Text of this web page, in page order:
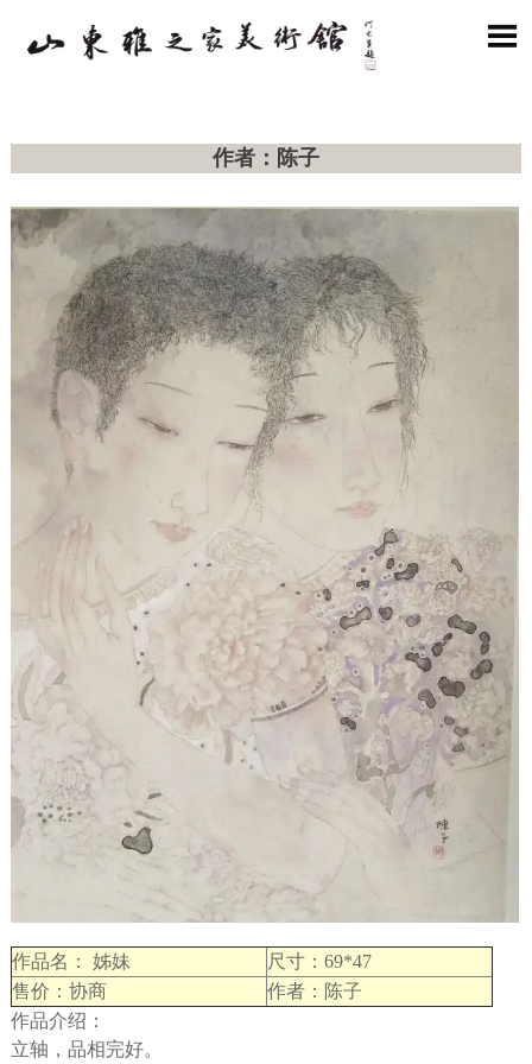

作者：陈子
作品名： 姊妹
尺寸：69*47
售价：协商
作者：陈子
作品介绍：
立轴，品相完好。